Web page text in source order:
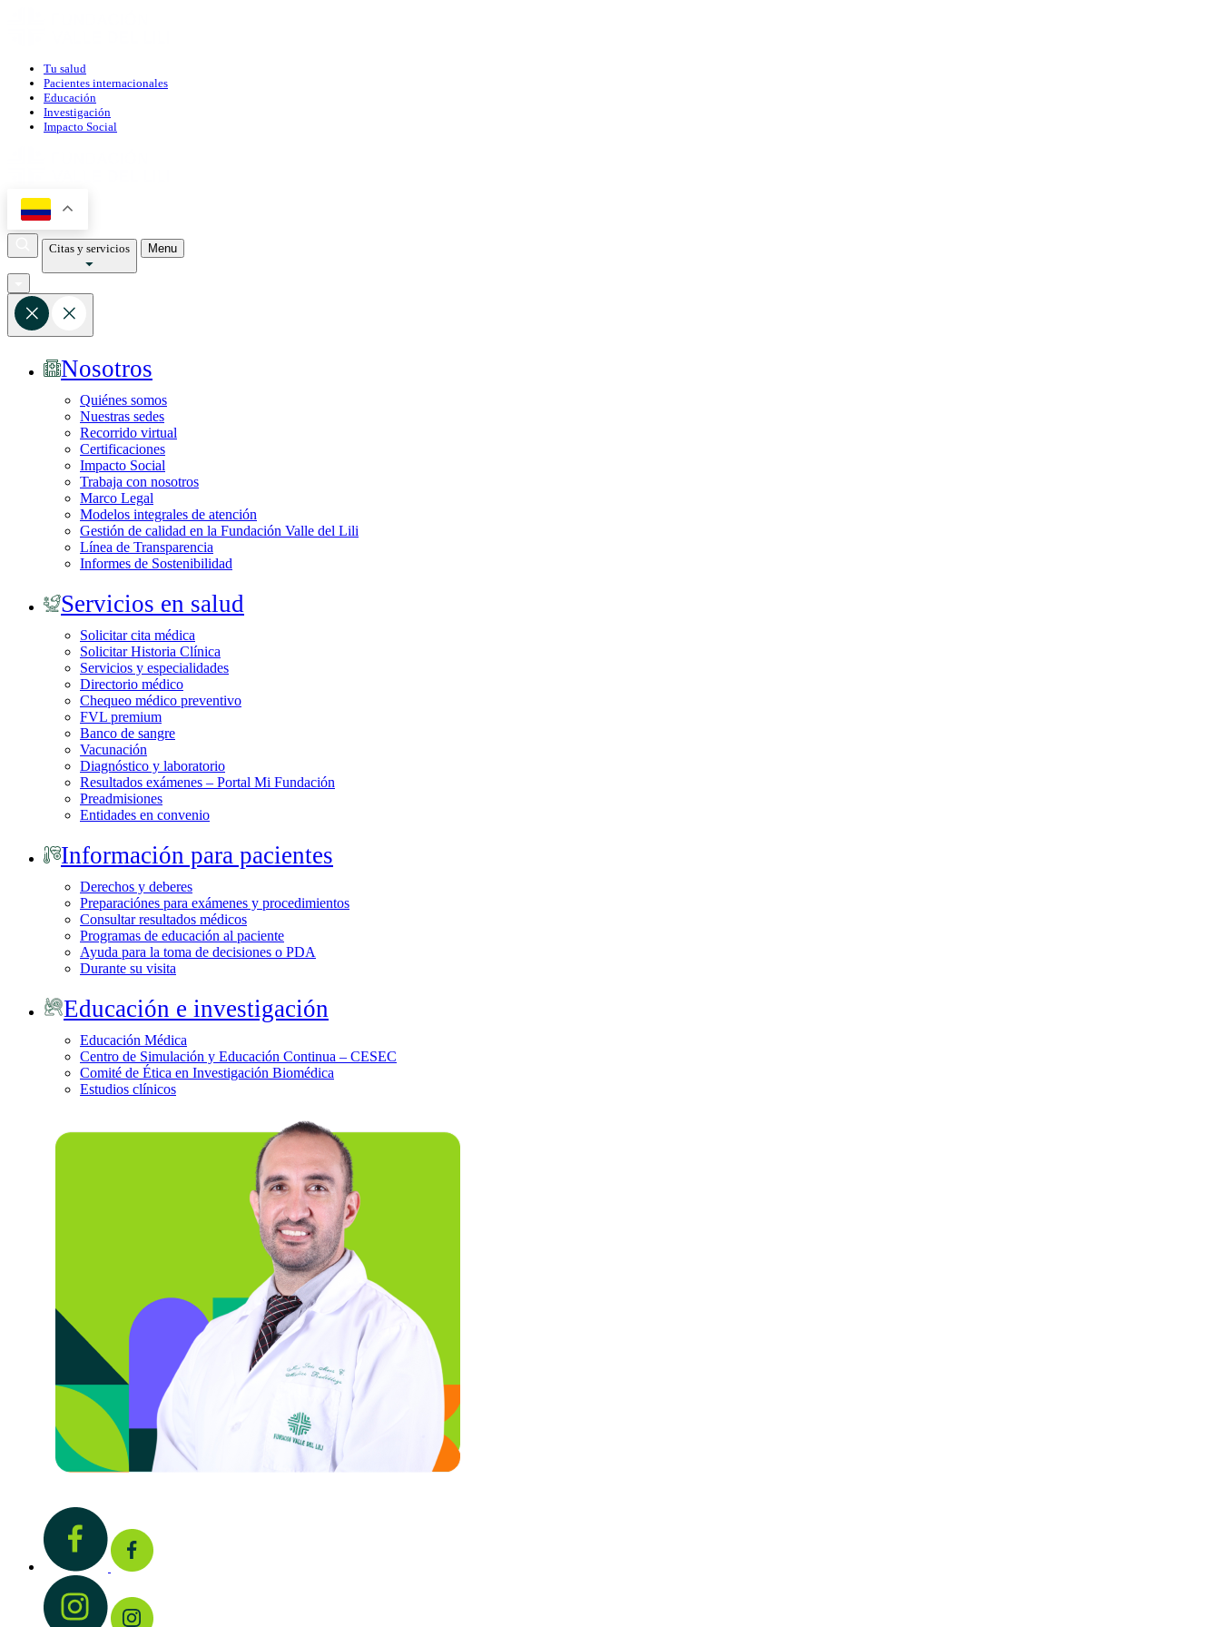
Tu salud
Pacientes internacionales
Educación
Investigación
Impacto Social
Citas y servicios Menu
Nosotros
Quiénes somos
Nuestras sedes
Recorrido virtual
Certificaciones
Impacto Social
Trabaja con nosotros
Marco Legal
Modelos integrales de atención
Gestión de calidad en la Fundación Valle del Lili
Línea de Transparencia
Informes de Sostenibilidad
Servicios en salud
Solicitar cita médica
Solicitar Historia Clínica
Servicios y especialidades
Directorio médico
Chequeo médico preventivo
FVL premium
Banco de sangre
Vacunación
Diagnóstico y laboratorio
Resultados exámenes – Portal Mi Fundación
Preadmisiones
Entidades en convenio
Información para pacientes
Derechos y deberes
Preparaciónes para exámenes y procedimientos
Consultar resultados médicos
Programas de educación al paciente
Ayuda para la toma de decisiones o PDA
Durante su visita
Educación e investigación
Educación Médica
Centro de Simulación y Educación Continua – CESEC
Comité de Ética en Investigación Biomédica
Estudios clínicos